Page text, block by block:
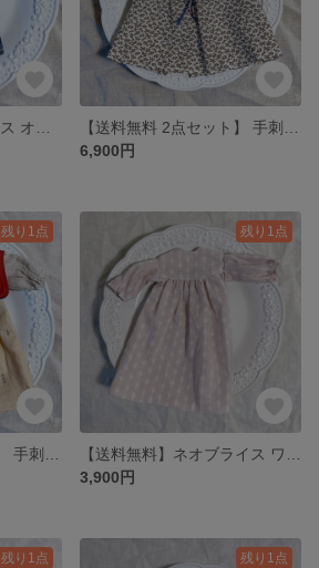
6,900円
残り1点 残り1点
3,900円
残り1点 残り1点